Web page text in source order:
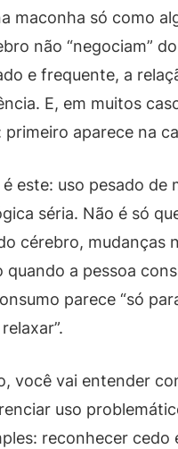
maconha só como
não “negociam”
e frequente, a
E, em muitos
primeiro aparece na
este: uso pesado de
séria. Não é só
cérebro,
quando a pessoa
parece “só
você vai entender
uso
reconhecer